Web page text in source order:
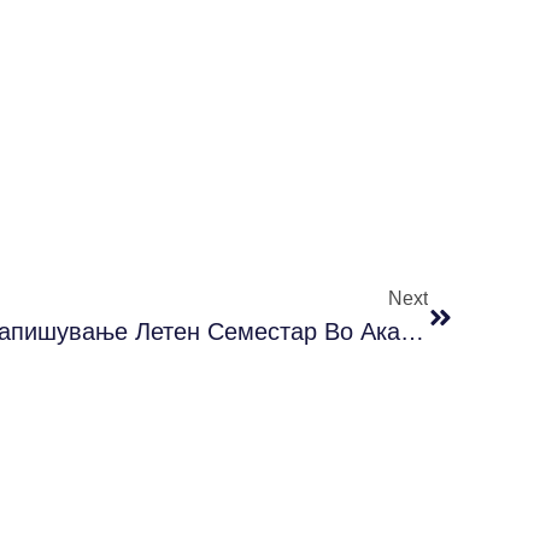
Next
Трет Циклус Студии – Запишување Летен Семестар Во Акад. 2021/2022 Г.